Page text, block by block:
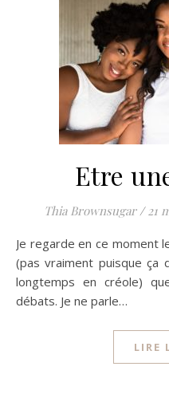
Etre
Thia Brownsugar / 21
Je regarde en ce moment les réseaux sociaux et je réalise
(pas vraiment puisque ça
longtemps en créole)
débats. Je ne parle…
LIRE